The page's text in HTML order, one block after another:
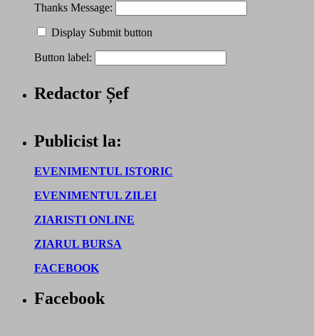
Thanks Message:
Display Submit button
Button label:
Redactor Șef
Publicist la:
EVENIMENTUL ISTORIC
EVENIMENTUL ZILEI
ZIARISTI ONLINE
ZIARUL BURSA
FACEBOOK
Facebook